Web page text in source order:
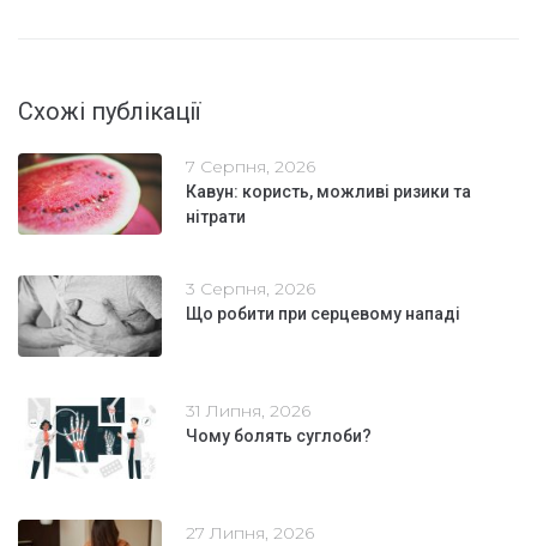
Схожі публікації
7 Серпня, 2026
Кавун: користь, можливі ризики та
нітрати
3 Серпня, 2026
Що робити при серцевому нападі
31 Липня, 2026
Чому болять суглоби?
27 Липня, 2026